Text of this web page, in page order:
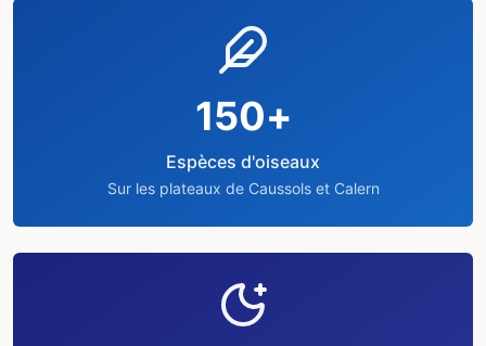
150+
Espèces d'oiseaux
Sur les plateaux de Caussols et Calern